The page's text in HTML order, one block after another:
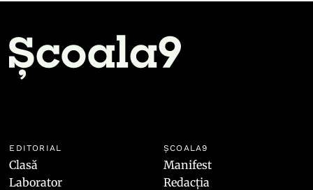
EDITORIAL
Clasă
Laborator
ȘCOALA9
Manifest
Redacția